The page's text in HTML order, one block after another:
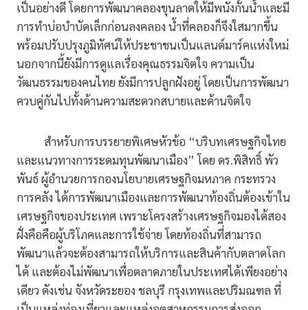
เป็นอย่างดี โดยการพัฒนาคลองขุนลาดให้มีพนังกั้นน้ำและมี
การทำบ่อบำบัดเล็กก่อนลงคลอง น้ำที่คลองก็จึงใสมากขึ้น
พร้อมปรับปรุงภูมิทัศน์ให้ประชาชนเป็นแลนด์มาร์คแห่งใหม่
นอกจากนี้ยังมีการดูแลเรื่องคุณธรรมจิตใจ ความเป็น
วัฒนธรรมของคนไทย ยังมีการปลูกฝังอยู่ โดยเป็นการพัฒนา
ควบคู่กันไปทั้งด้านความสะดวกสบายและด้านจิตใจ
สำหรับการบรรยายพิเศษหัวข้อ “บริบทเศรษฐกิจไทย
และแนวทางการระดมทุนพัฒนาเมือง” โดย ดร.พิสิทธิ์ พัว
พันธ์ ผู้อํานวยการกองนโยบายเศรษฐกิจมหภาค กระทรวง
การคลัง ได้การพัฒนาเมืองและการพัฒนาท้องถิ่นต้องเข้าใน
เศรษฐกิจของประเทศ เพราะโครงสร้างเศรษฐกิจมองได้สอง
ฝั่งคือคือผู้บริโภคและการใช้จ่าย โดยท้องถิ่นที่สามารถ
พัฒนาแล้วจะต้องสามารถให้บริการและสินค้ากับตลาดโลก
ได้ และต้องไม่พัฒนาเพื่อตลาดภายในประเทศได้เพียงอย่าง
เดียว ดังเช่น จังหวัดระยอง ชลบุรี กรุงเทพและปริมณฑล ที่